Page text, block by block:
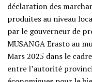
déclaration des
produites au niveau
par le gouverneur de
MUSANGA Erasto au
Mars 2025 dans le
entre l’autorité